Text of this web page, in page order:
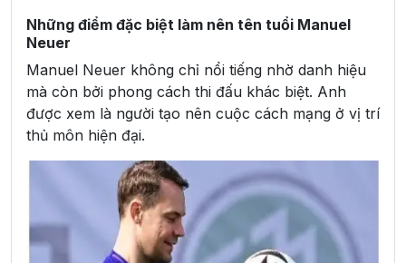
Những điểm đặc biệt làm nên tên tuổi Manuel
Neuer
Manuel Neuer không chỉ nổi tiếng nhờ danh hiệu
mà còn bởi phong cách thi đấu khác biệt. Anh
được xem là người tạo nên cuộc cách mạng ở vị trí
thủ môn hiện đại.